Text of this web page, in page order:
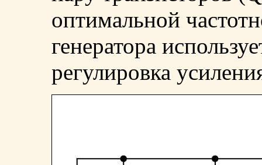
оптимальной
генератора
регулировка